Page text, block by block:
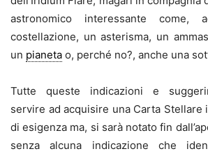
astronomico interessante come,
costellazione, un asterisma, un
un pianeta o, perché no?, anche una
Tutte queste indicazioni e
servire ad acquisire una Carta Stellare
di esigenza ma, si sarà notato fin
senza alcuna indicazione che